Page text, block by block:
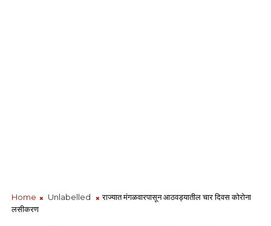
Home Unlabelled
राज्यात मंगळवारपासून आठवड्यातील चार दिवस कोरोना
लसीकरण